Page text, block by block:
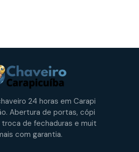
24 horas em Carapi
Abertura de portas, cópi
de fechaduras e muit
com garantia.